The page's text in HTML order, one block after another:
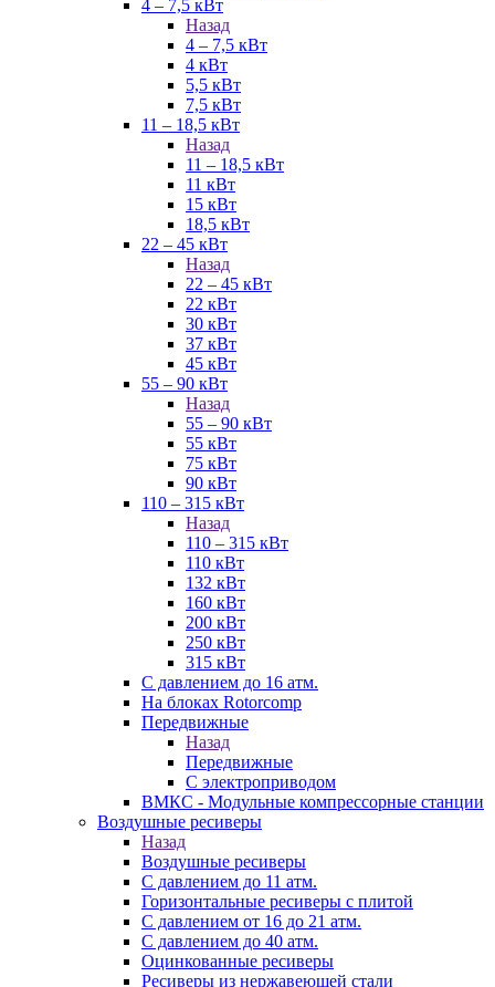
4 – 7,5 кВт
Назад
4 – 7,5 кВт
4 кВт
5,5 кВт
7,5 кВт
11 – 18,5 кВт
Назад
11 – 18,5 кВт
11 кВт
15 кВт
18,5 кВт
22 – 45 кВт
Назад
22 – 45 кВт
22 кВт
30 кВт
37 кВт
45 кВт
55 – 90 кВт
Назад
55 – 90 кВт
55 кВт
75 кВт
90 кВт
110 – 315 кВт
Назад
110 – 315 кВт
110 кВт
132 кВт
160 кВт
200 кВт
250 кВт
315 кВт
С давлением до 16 атм.
На блоках Rotorcomp
Передвижные
Назад
Передвижные
С электроприводом
ВМКС - Модульные компрессорные станции
Воздушные ресиверы
Назад
Воздушные ресиверы
С давлением до 11 атм.
Горизонтальные ресиверы с плитой
С давлением от 16 до 21 атм.
С давлением до 40 атм.
Оцинкованные ресиверы
Ресиверы из нержавеющей стали